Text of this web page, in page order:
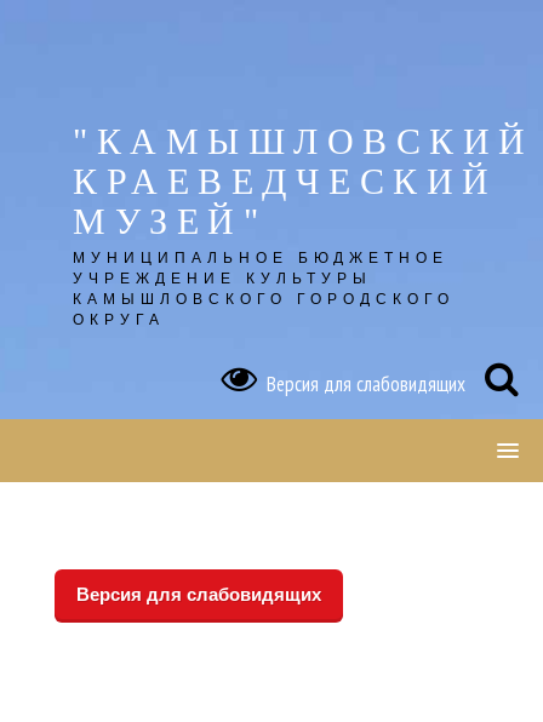
"КАМЫШЛОВСКИЙ
КРАЕВЕДЧЕСКИЙ
МУЗЕЙ"
МУНИЦИПАЛЬНОЕ БЮДЖЕТНОЕ
УЧРЕЖДЕНИЕ КУЛЬТУРЫ
КАМЫШЛОВСКОГО ГОРОДСКОГО
ОКРУГА
Версия для слабовидящих
Версия для слабовидящих